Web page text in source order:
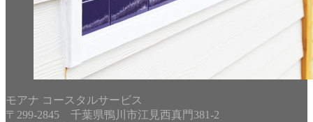
モアナ コースタルサービス
〒299-2845 千葉県鴨川市江見西真門381-2